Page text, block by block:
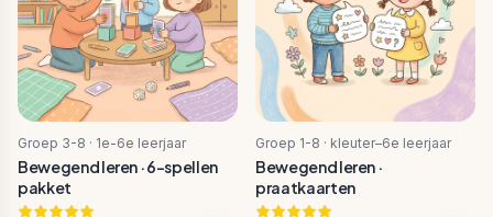
Groep 3-8 · 1e-6e leerjaar
Bewegend leren · 6-spellen
pakket
Groep 1-8 · kleuter–6e leerjaar
Bewegend leren ·
praatkaarten